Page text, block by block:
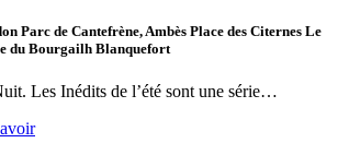
Parc de Cantefrène, Ambès Place des Citernes Le
du Bourgailh Blanquefort
Les Inédits de l’été sont une série…